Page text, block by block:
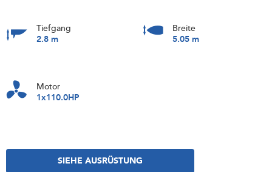
Tiefgang
2.8 m
Breite
5.05 m
Motor
1x110.0HP
SIEHE AUSRÜSTUNG